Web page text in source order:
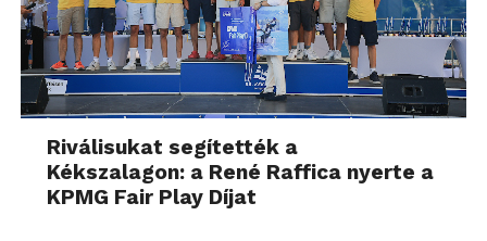
Riválisukat segítették a
Kékszalagon: a René Raffica nyerte a
KPMG Fair Play Díjat